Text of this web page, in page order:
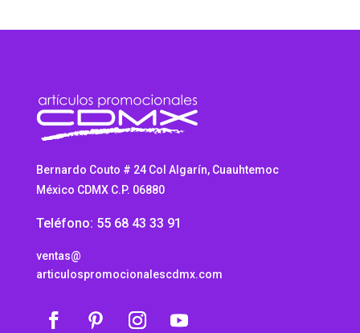
Bernardo Couto # 24 Col Algarín, Cuauhtemoc
México CDMX C.P. 06880
Teléfono: 55 68 43 33 91
ventas@
articulospromocionalescdmx.com